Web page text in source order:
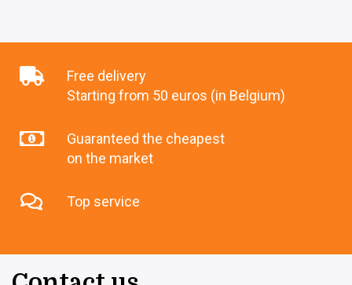
Free delivery
Starting from 50 euros (in Belgium)
Guaranteed the cheapest
on the market
Top service